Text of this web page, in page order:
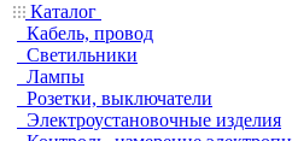
Каталог
Кабель, провод
Светильники
Лампы
Розетки, выключатели
Электроустановочные изделия